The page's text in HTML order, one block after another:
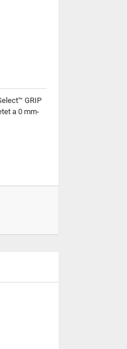
GRIP
a 0 mm-